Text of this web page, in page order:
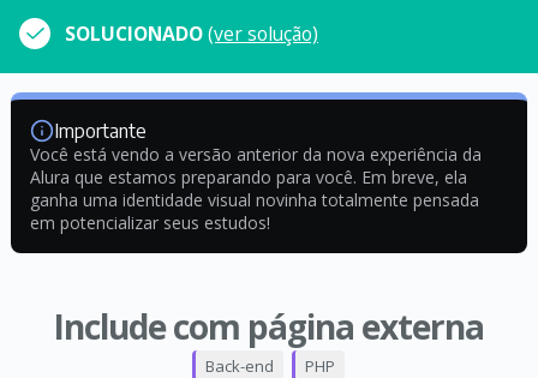
SOLUCIONADO(ver solução)
Importante
Você está vendo a versão anterior da nova experiência da
Alura que estamos preparando para você. Em breve, ela
ganha uma identidade visual novinha totalmente pensada
em potencializar seus estudos!
Include com página externa
Back-end PHP